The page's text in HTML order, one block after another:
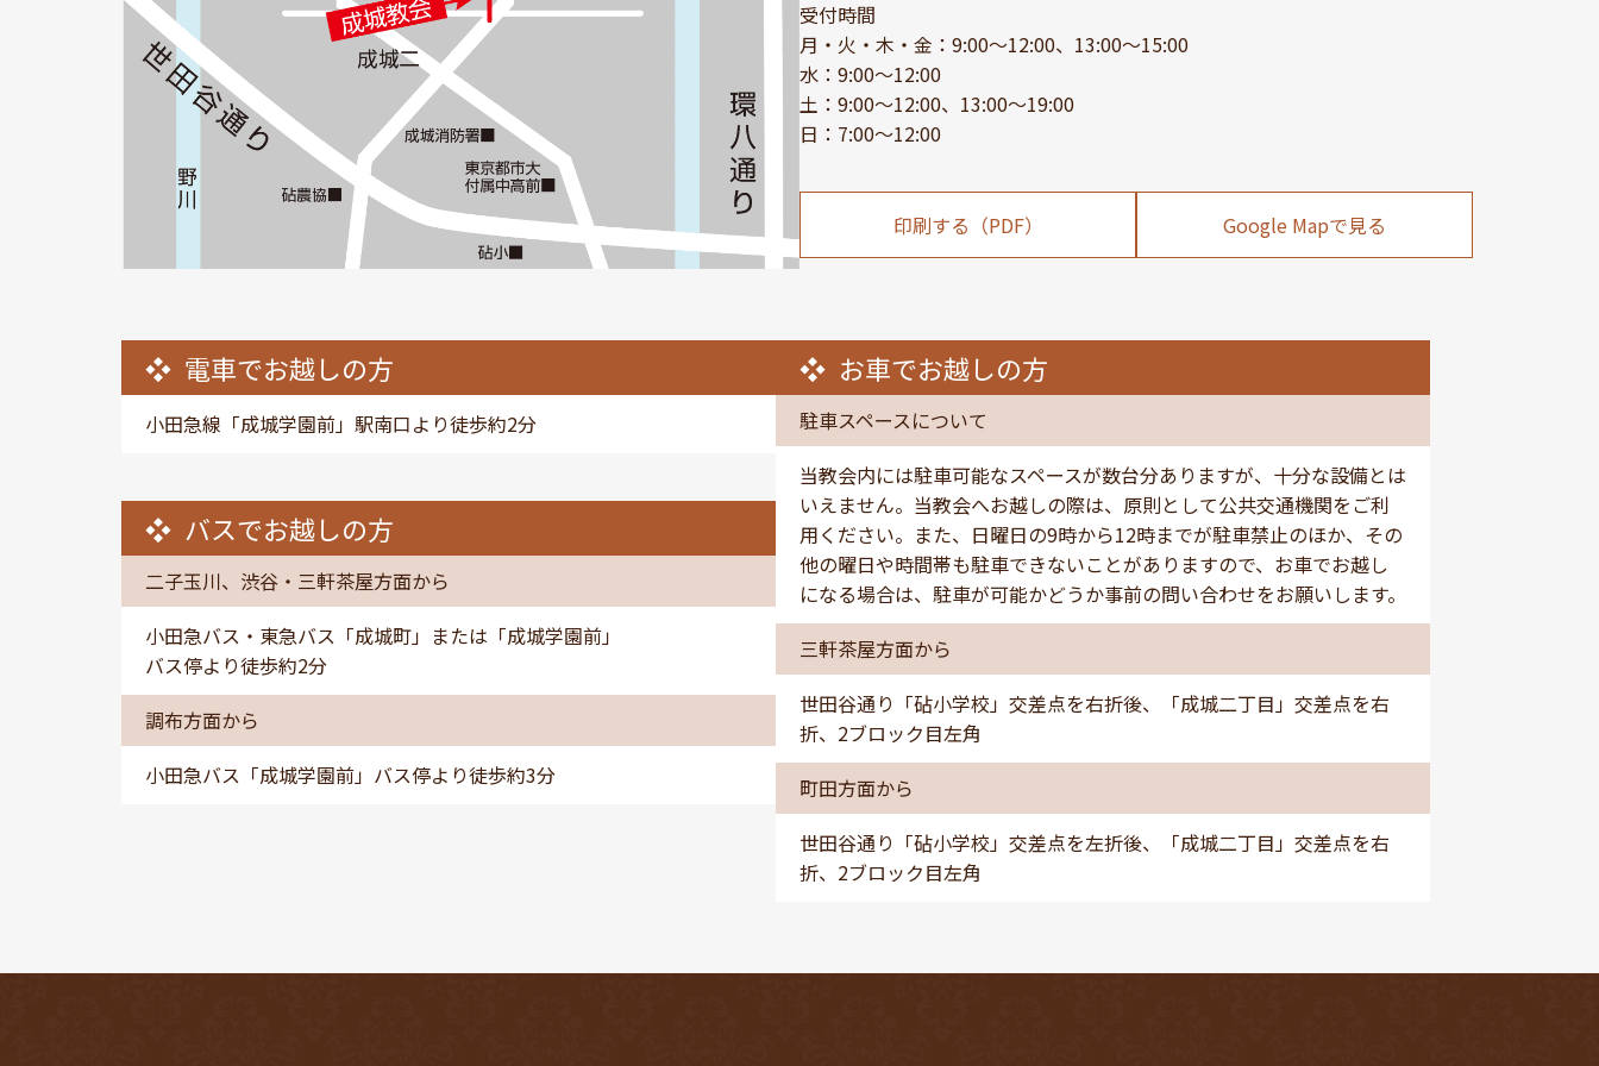
受付時間
月・火・木・金：9:00～12:00、13:00～15:00
水：9:00～12:00
土：9:00～12:00、13:00～19:00
日：7:00～12:00
印刷する（PDF） Google Mapで見る
電車でお越しの方
小田急線「成城学園前」駅南口より徒歩約2分
バスでお越しの方
二子玉川、渋谷・三軒茶屋方面から
小田急バス・東急バス「成城町」または「成城学園前」
バス停より徒歩約2分
調布方面から
小田急バス「成城学園前」バス停より徒歩約3分
お車でお越しの方
駐車スペースについて
当教会内には駐車可能なスペースが数台分ありますが、十分な設備とは
いえません。当教会へお越しの際は、原則として公共交通機関をご利
用ください。また、日曜日の9時から12時までが駐車禁止のほか、その
他の曜日や時間帯も駐車できないことがありますので、お車でお越し
になる場合は、駐車が可能かどうか事前の問い合わせをお願いします。
三軒茶屋方面から
世田谷通り「砧小学校」交差点を右折後、「成城二丁目」交差点を右
折、2ブロック目左角
町田方面から
世田谷通り「砧小学校」交差点を左折後、「成城二丁目」交差点を右
折、2ブロック目左角